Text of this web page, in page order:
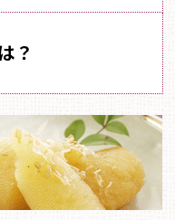
？